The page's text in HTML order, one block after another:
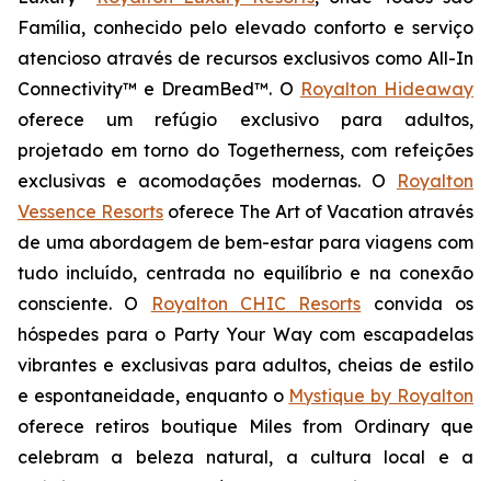
Família, conhecido pelo elevado conforto e serviço
atencioso através de recursos exclusivos como All-In
Connectivity™ e DreamBed™. O Royalton Hideaway
oferece um refúgio exclusivo para adultos,
projetado em torno do Togetherness, com refeições
exclusivas e acomodações modernas. O Royalton
Vessence Resorts oferece The Art of Vacation através
de uma abordagem de bem-estar para viagens com
tudo incluído, centrada no equilíbrio e na conexão
consciente. O
Royalton CHIC Resorts convida os
hóspedes para o Party Your Waycom escapadelas
vibrantes e exclusivas para adultos, cheias de estilo
e espontaneidade, enquanto o Mystique by Royalton
oferece retiros boutique Miles from Ordinaryque
celebram a beleza natural, a cultura local e a